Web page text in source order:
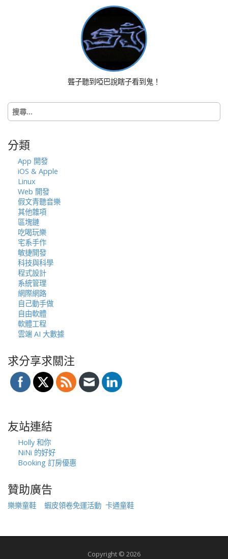
i
o
n
聾子聽到啞巴說瞎子看到鬼！
搜
尋
字:
分類
App 開發
iOS & Apple
Linux
Web 開發
假文青聽音樂
其他雜項
區塊鏈
吃喝玩樂
宅系手作
敏捷開發
科技與科學
程式設計
系統管理
網際網路
自己動手做
自由軟體
軟體工程
雲端 AI 大數據
求分享求關注
友站連結
Holly 和你
NiNi 的好好
Booking 訂房優惠
贊助廣告
樂樂童鞋 蝦皮領卷免運活動 卡通童鞋
Copyright © 2026